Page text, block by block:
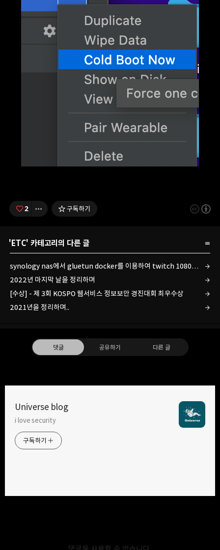
2 구독하기
' ETC' 카테고리의 다른 글
synology nas에서 gluetun docker를 이용하여 twitch 1080p 자동 녹화 서버 만들기
2022년 마지막 날을 정리하며
[수상] - 제 3회 KOSPO 웹서비스 정보보안 경진대회 최우수상
2021년을 정리하며..
댓글 공유하기 다른 글
Universe blog
i love security
구독하기
트위터